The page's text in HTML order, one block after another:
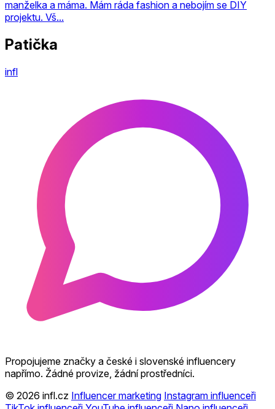
manželka a máma. Mám ráda fashion a nebojím se DIY
projektu. Vš...
Patička
infl
Propojujeme značky a české i slovenské influencery
napřímo. Žádné provize, žádní prostředníci.
© 2026 infl.cz Influencer marketing Instagram influenceři